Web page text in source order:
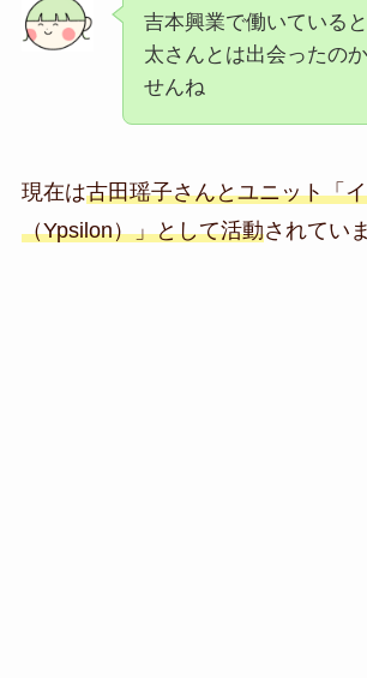
吉本興業で働いている
太さんとは出会ったの
せんね
現在は古田瑶子さんとユニット「
（Ypsilon）」として活動されてい